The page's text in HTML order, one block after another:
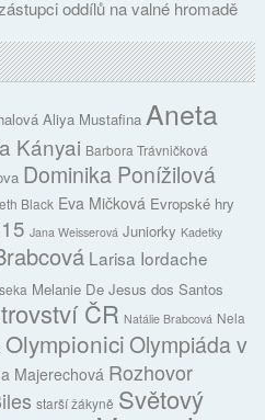
oddílů na valné hromadě
Aliya Mustafina Aneta
Kányai Barbora Trávničková
Dominika Ponížilová
Black Eva Mičková Evropské hry
Jana Weisserová Juniorky Kadetky
Larisa Iordache
Melanie De Jesus dos Santos
ČR Natálie Brabcová Nela
OlympioniciOlympiáda v
Majerechová Rozhovor
starší žákyně Světový